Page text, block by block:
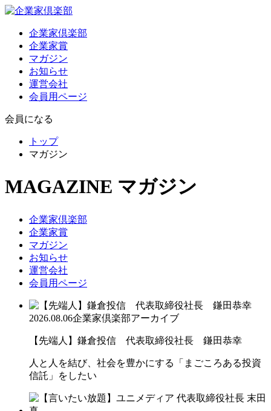
企業家倶楽部
企業家賞
マガジン
お知らせ
運営会社
会員用ページ
会員になる
トップ
マガジン
MAGAZINE マガジン
企業家倶楽部
企業家賞
マガジン
お知らせ
運営会社
会員用ページ
2026.08.06企業家倶楽部アーカイブ
【先端人】鎌倉投信 代表取締役社長 鎌田恭幸
人と人を結び、社会を豊かにする「まごころある投資
信託」をしたい